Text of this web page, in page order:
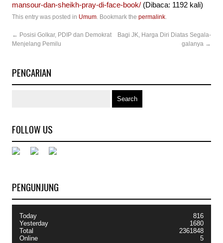
mansour-dan-sheikh-pray-di-face-book/ (Dibaca: 1192 kali)
This entry was posted in Umum. Bookmark the permalink.
← Posisi Golkar, PDIP dan Demokrat
Menjelang Pemilu
Bagi JK, Harga Diri Diatas Segala-
galanya →
PENCARIAN
FOLLOW US
PENGUNJUNG
Today
Yesterday
Total
Online
816
1680
2361848
5